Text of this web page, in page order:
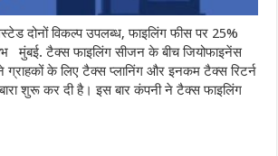
दोनों विकल्प उपलब्ध, फाइलिंग फीस पर 25%
मुंबई. टैक्स फाइलिंग सीजन के बीच जियोफाइनेंस
के लिए टैक्स प्लानिंग और इनकम टैक्स रिटर्न
शुरू कर दी है। इस बार कंपनी ने टैक्स फाइलिंग